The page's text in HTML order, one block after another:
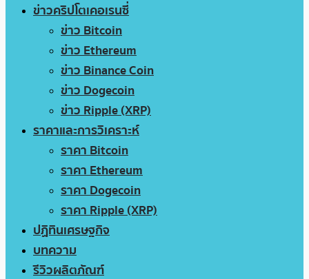
ข่าวคริปโตเคอเรนซี่
ข่าว Bitcoin
ข่าว Ethereum
ข่าว Binance Coin
ข่าว Dogecoin
ข่าว Ripple (XRP)
ราคาและการวิเคราะห์
ราคา Bitcoin
ราคา Ethereum
ราคา Dogecoin
ราคา Ripple (XRP)
ปฏิทินเศรษฐกิจ
บทความ
รีวิวผลิตภัณฑ์